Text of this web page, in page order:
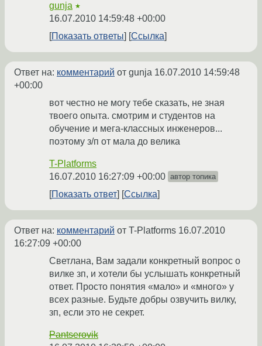
gunja ★
16.07.2010 14:59:48 +00:00
Показать ответы
Ссылка
Ответ на: комментарий от gunja 16.07.2010 14:59:48
+00:00
вот честно не могу тебе сказать, не зная
твоего опыта. смотрим и студентов на
обучение и мега-классных инженеров...
поэтому з/п от мала до велика
T-Platforms
16.07.2010 16:27:09 +00:00 автор топика
Показать ответ Ссылка
Ответ на: комментарий от T-Platforms 16.07.2010
16:27:09 +00:00
Светлана, Вам задали конкретный вопрос о
вилке зп, и хотели бы услышать конкретный
ответ. Просто понятия «мало» и «много» у
всех разные. Будьте добры озвучить вилку,
зп, если это не секрет.
Pantserovik